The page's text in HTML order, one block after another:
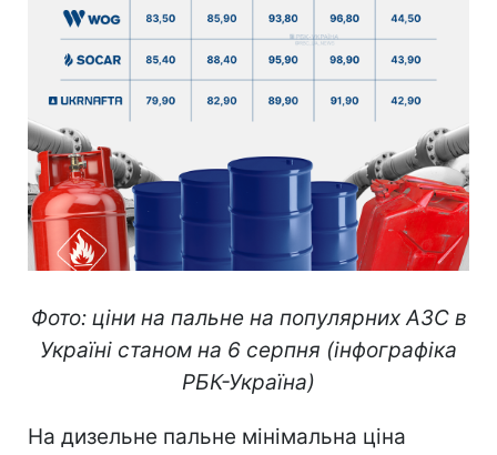
Фото: ціни на пальне на популярних АЗС в
Україні станом на 6 серпня (інфографіка
РБК-Україна)
На дизельне пальне мінімальна ціна